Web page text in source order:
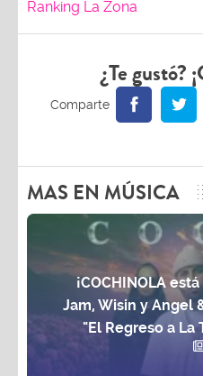
Ranking La Zona
¿Te gustó?
MAS EN MÚSICA
¡COCHINOLA
Jam, Wisin y Angel
"El Regreso a La